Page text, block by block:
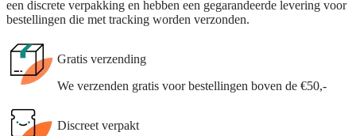
een discrete verpakking en hebben een gegarandeerde levering voor
bestellingen die met tracking worden verzonden.
Gratis verzending
We verzenden gratis voor bestellingen boven de €50,-
Discreet verpakt